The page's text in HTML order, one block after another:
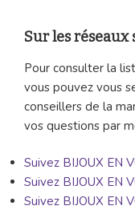
Sur les réseaux
Pour consulter la
vous pouvez vous
conseillers de la
vos questions par
Suivez BIJOUX EN
Suivez BIJOUX EN
Suivez BIJOUX EN